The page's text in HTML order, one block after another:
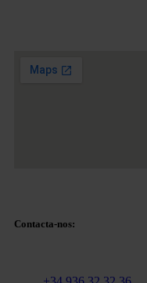
Contacta-nos: